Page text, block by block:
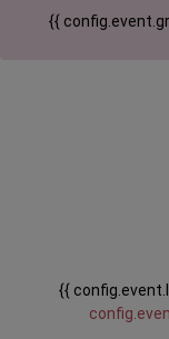
{{
{{